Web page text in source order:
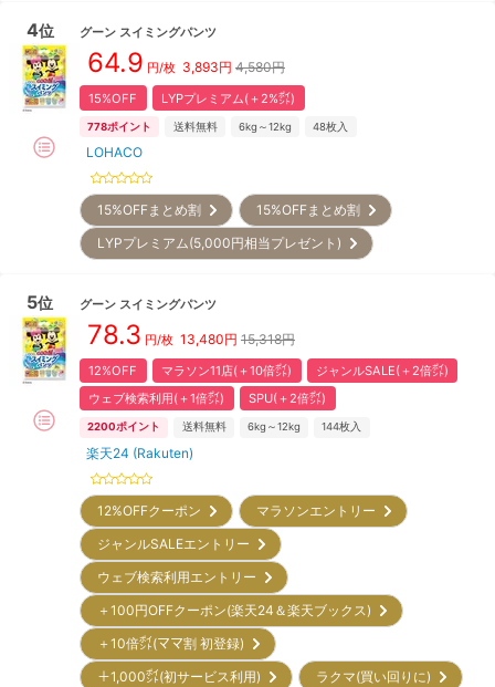
4位 グーン スイミングパンツ
64.9 円/枚 3,893円 4,580円
15%OFF LYPプレミアム(＋2%㌽)
778ポイント 送料無料 6kg～12kg 48枚入
LOHACO
15%OFFまとめ割
15%OFFまとめ割
LYPプレミアム(5,000円相当プレゼント)
5位 グーン スイミングパンツ
78.3 円/枚 13,480円 15,318円
12%OFF マラソン11店(＋10倍㌽)
ジャンルSALE(＋2倍㌽)
ウェブ検索利用(＋1倍㌽)
SPU(＋2倍㌽)
2200ポイント 送料無料 6kg～12kg 144枚入
楽天24 (Rakuten)
12%OFFクーポン
マラソンエントリー
ジャンルSALEエントリー
ウェブ検索利用エントリー
＋100円OFFクーポン(楽天24＆楽天ブックス)
＋10倍㌽(ママ割 初登録)
＋1,000㌽(初サービス利用)
ラクマ(買い回りに)